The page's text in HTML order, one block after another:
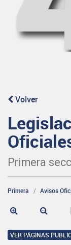
Volver
Primera
Primera Avisos
VER PÁGINAS